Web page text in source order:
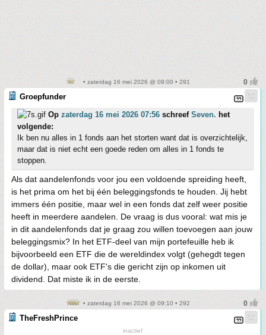
• zaterdag 16 mei 2026 @ 09:00 • 291
Groepfunder
Op zaterdag 16 mei 2026 07:56 schreef Seven. het
volgende:
Ik ben nu alles in 1 fonds aan het storten want dat is overzichtelijk,
maar dat is niet echt een goede reden om alles in 1 fonds te
stoppen.
Als dat aandelenfonds voor jou een voldoende spreiding heeft,
is het prima om het bij één beleggingsfonds te houden. Jij hebt
immers één positie, maar wel in een fonds dat zelf weer positie
heeft in meerdere aandelen. De vraag is dus vooral: wat mis je
in dit aandelenfonds dat je graag zou willen toevoegen aan jouw
beleggingsmix? In het ETF-deel van mijn portefeuille heb ik
bijvoorbeeld een ETF die de wereldindex volgt (gehegdt tegen
de dollar), maar ook ETF's die gericht zijn op inkomen uit
dividend. Dat miste ik in de eerste.
• zaterdag 16 mei 2026 @ 09:10 • 292
TheFreshPrince
inactief